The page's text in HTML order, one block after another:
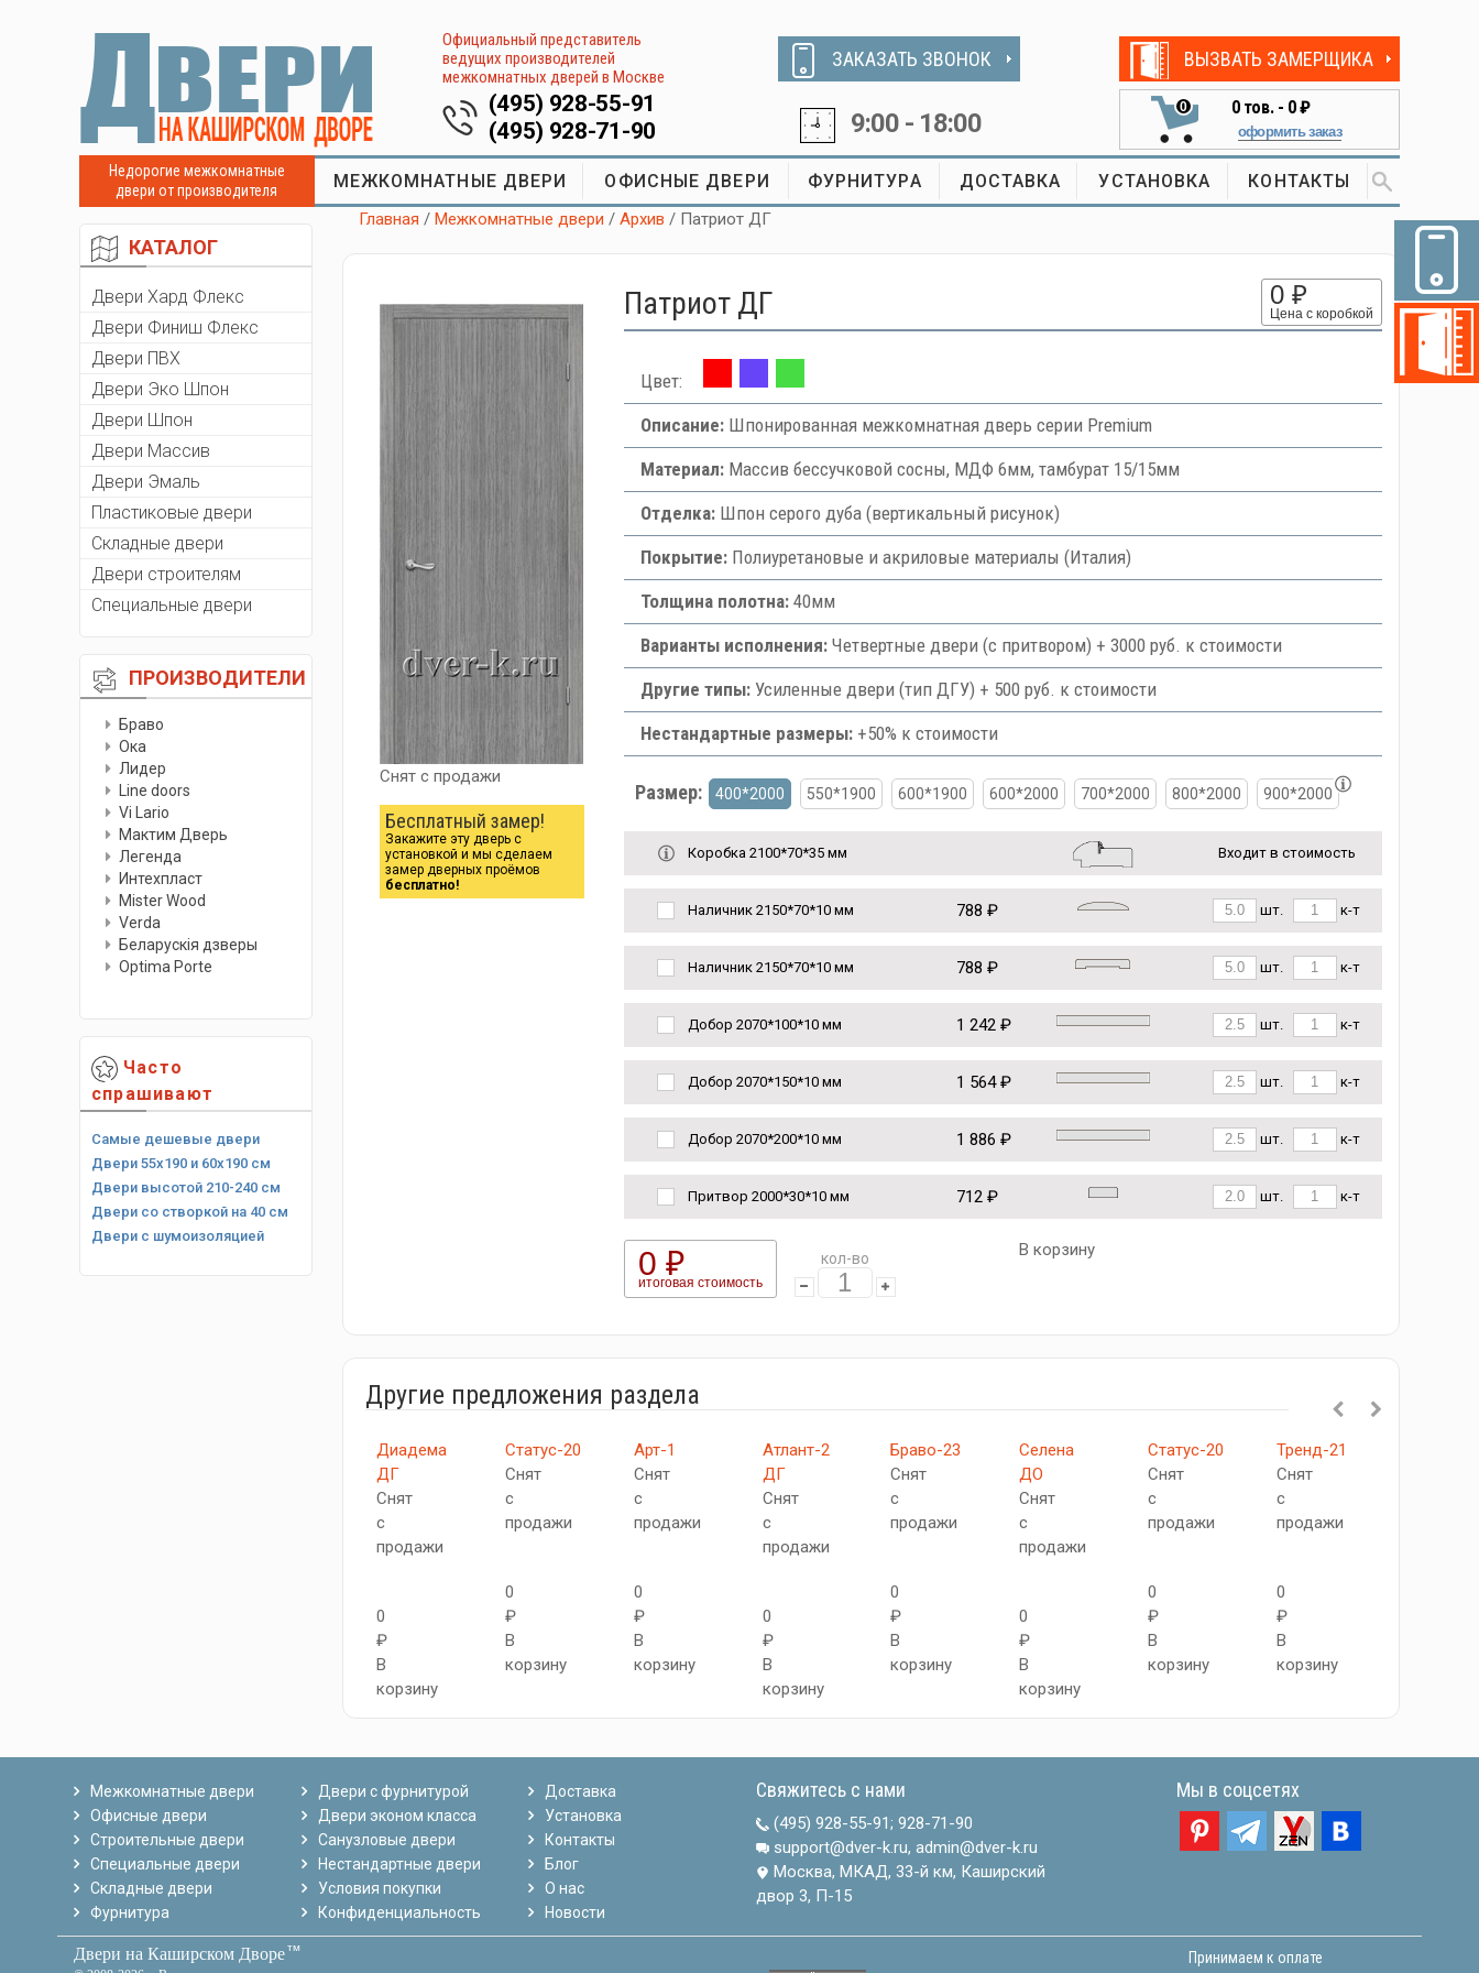
Официальный представитель
ведущих производителей
межкомнатных дверей в Москве
(495) 928-55-91
(495) 928-71-90
ЗАКАЗАТЬ ЗВОНОК
9:00 - 18:00
ВЫЗВАТЬ ЗАМЕРЩИКА
0 0тов. - 0 ₽
оформить заказ
Недорогие межкомнатные
двери от производителя
МЕЖКОМНАТНЫЕ ДВЕРИ ОФИСНЫЕ ДВЕРИ ФУРНИТУРА ДОСТАВКА УСТАНОВКА КОНТАКТЫ
КАТАЛОГ
Двери Хард Флекс
Двери Финиш Флекс
Двери ПВХ
Двери Эко Шпон
Двери Шпон
Двери Массив
Двери Эмаль
Пластиковые двери
Складные двери
Двери строителям
Специальные двери
ПРОИЗВОДИТЕЛИ
Браво
Ока
Лидер
Line doors
Vi Lario
Мактим Дверь
Легенда
Интехпласт
Мister Wood
Verda
Беларускiя дзверы
Optima Porte
Часто
спрашивают
Самые дешевые двери
Двери 55х190 и 60х190 см
Двери высотой 210-240 см
Двери со створкой на 40 см
Двери с шумоизоляцией
Главная /Межкомнатные двери /Архив / Патриот ДГ
Снят с продажи
Бесплатный замер!
Закажите эту дверь с
установкой и мы сделаем
замер дверных проёмов
бесплатно!
Патриот ДГ 0 ₽
Цена с коробкой
Цвет:
Описание:Шпонированная межкомнатная дверь серии Premium
Материал:Массив бессучковой сосны, МДФ 6мм, тамбурат 15/15мм
Отделка:Шпон серого дуба (вертикальный рисунок)
Покрытие:Полиуретановые и акриловые материалы (Италия)
Толщина полотна:40мм
Варианты исполнения:Четвертные двери (с притвором) + 3000 руб. к стоимости
Другие типы:Усиленные двери (тип ДГУ) + 500 руб. к стоимости
Нестандартные размеры:+50% к стоимости
Размер: 400*2000 550*1900 600*1900 600*2000 700*2000 800*2000 900*2000
Коробка 2100*70*35 мм Входит в стоимость
Наличник 2150*70*10 мм 788 ₽ шт. к-т
Наличник 2150*70*10 мм 788 ₽ шт. к-т
Добор 2070*100*10 мм 1 242 ₽ шт. к-т
Добор 2070*150*10 мм 1 564 ₽ шт. к-т
Добор 2070*200*10 мм 1 886 ₽ шт. к-т
Притвор 2000*30*10 мм 712 ₽ шт. к-т
0 ₽
итоговая стоимость
кол-во В корзину
Другие предложения раздела
Диадема
ДГ
Снят
с
продажи
0
₽
В
корзину
Статус-20
Снят
с
продажи
0
₽
В
корзину
Арт-1
Снят
с
продажи
0
₽
В
корзину
Атлант-2
ДГ
Снят
с
продажи
0
₽
В
корзину
Браво-23
Снят
с
продажи
0
₽
В
корзину
Селена
ДО
Снят
с
продажи
0
₽
В
корзину
Статус-20
Снят
с
продажи
0
₽
В
корзину
Тренд-21
Снят
с
продажи
0
₽
В
корзину
Межкомнатные двери
Офисные двери
Строительные двери
Специальные двери
Складные двери
Фурнитура
Двери с фурнитурой
Двери эконом класса
Санузловые двери
Нестандартные двери
Условия покупки
Конфиденциальность
Доставка
Установка
Контакты
Блог
О нас
Новости
Свяжитесь с нами
(495) 928-55-91; 928-71-90
support@dver-k.ru, admin@dver-k.ru
Москва, МКАД, 33-й км, Каширский
двор 3, П-15
Мы в соцсетях
Двери на Каширском Дворетм
Принимаем к оплате